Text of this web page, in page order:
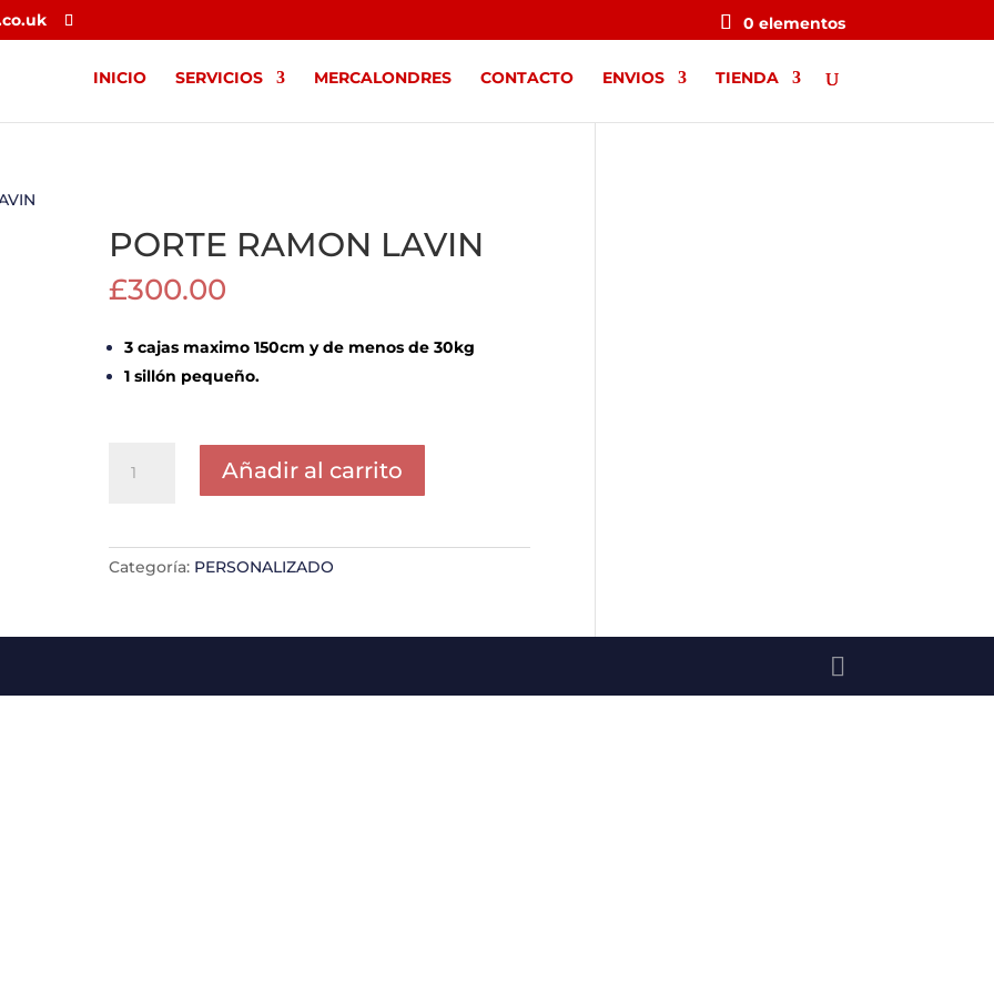
0 elementos
INICIO SERVICIOS MERCALONDRES CONTACTO ENVIOS TIENDA
PORTE RAMON LAVIN
£300.00
3 cajas maximo 150cm y de menos de 30kg
1 sillón pequeño.
RAMON
Añadir al carrito
Categoría: PERSONALIZADO